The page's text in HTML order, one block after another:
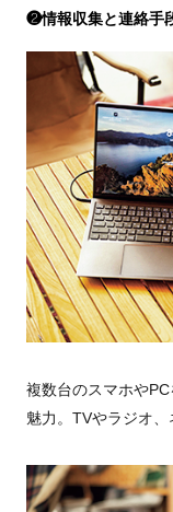
❷情報収集と連絡手
複数台のスマホや
魅力。TVやラジオ、